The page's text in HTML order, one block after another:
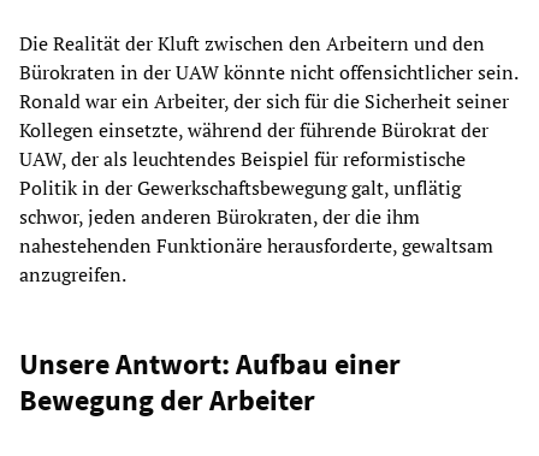
Die Realität der Kluft zwischen den Arbeitern und den
Bürokraten in der UAW könnte nicht offensichtlicher sein.
Ronald war ein Arbeiter, der sich für die Sicherheit seiner
Kollegen einsetzte, während der führende Bürokrat der
UAW, der als leuchtendes Beispiel für reformistische
Politik in der Gewerkschaftsbewegung galt, unflätig
schwor, jeden anderen Bürokraten, der die ihm
nahestehenden Funktionäre herausforderte, gewaltsam
anzugreifen.
Unsere Antwort: Aufbau einer
Bewegung der Arbeiter